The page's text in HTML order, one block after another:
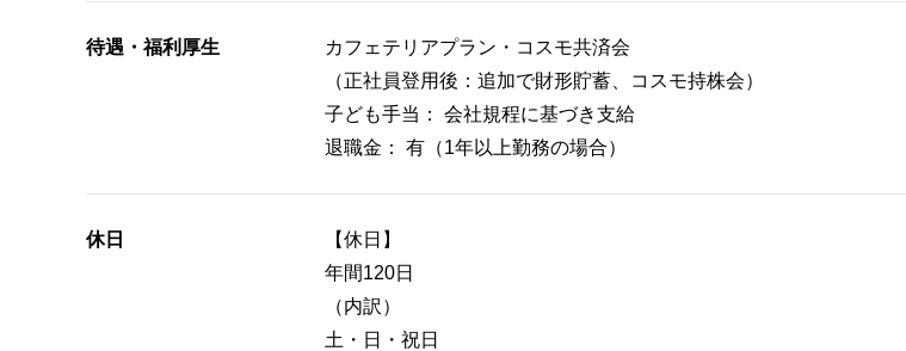
待遇・福利厚生
カフェテリアプラン・コスモ共済会
（正社員登用後：追加で財形貯蓄、コスモ持株会）
子ども手当： 会社規程に基づき支給
退職金： 有（1年以上勤務の場合）
休日
【休日】
年間120日
（内訳）
土・日・祝日